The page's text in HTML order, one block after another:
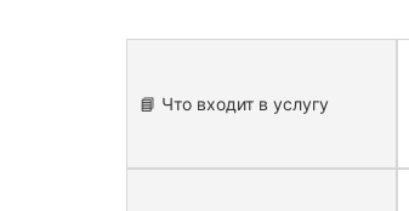
📘 Что входит в услугу